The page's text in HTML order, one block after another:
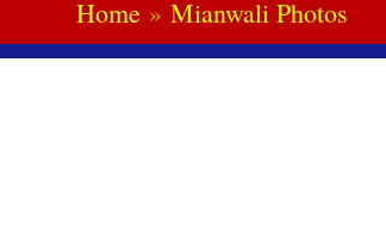
Home Mianwali Photos